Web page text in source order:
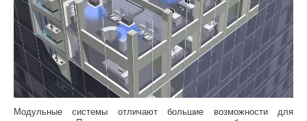
Модульные системы отличают большие возможности для